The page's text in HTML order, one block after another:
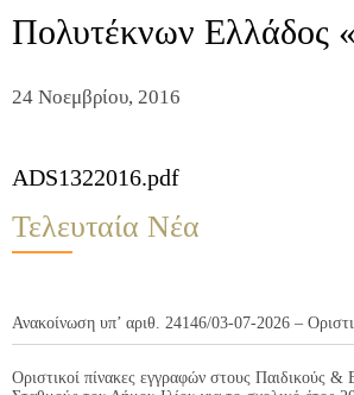
Πολυτέκνων
24 Νοεμβρίου, 2016
ADS1322016.pdf
Τελευταία Νέα
Ανακοίνωση υπ’ αριθ. 24146/03-07-2026 –
Οριστικοί πίνακες εγγραφών στους Παιδικούς &